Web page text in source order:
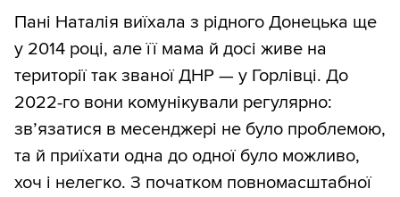
Пані Наталія виїхала з рідного Донецька ще
у 2014 році, але її мама й досі живе на
території так званої ДНР — у Горлівці. До
2022-го вони комунікували регулярно:
зв’язатися в месенджері не було проблемою,
та й приїхати одна до одної було можливо,
хоч і нелегко. З початком повномасштабної